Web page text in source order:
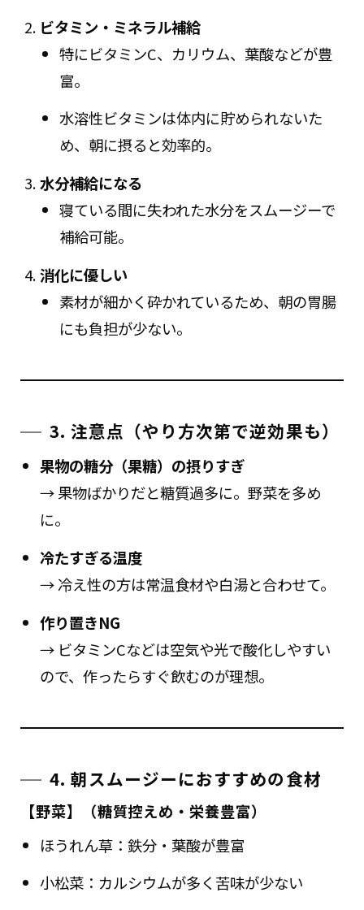
ビタミン・ミネラル補給
特にビタミンC、カリウム、葉酸などが豊
富。
水溶性ビタミンは体内に貯められないた
め、朝に摂ると効率的。
水分補給になる
寝ている間に失われた水分をスムージーで
補給可能。
消化に優しい
素材が細かく砕かれているため、朝の胃腸
にも負担が少ない。
3. 注意点（やり方次第で逆効果も）
果物の糖分（果糖）の摂りすぎ
→ 果物ばかりだと糖質過多に。野菜を多め
に。
冷たすぎる温度
→ 冷え性の方は常温食材や白湯と合わせて。
作り置きNG
→ ビタミンCなどは空気や光で酸化しやすい
ので、作ったらすぐ飲むのが理想。
4. 朝スムージーにおすすめの食材
【野菜】（糖質控えめ・栄養豊富）
ほうれん草：鉄分・葉酸が豊富
小松菜：カルシウムが多く苦味が少ない